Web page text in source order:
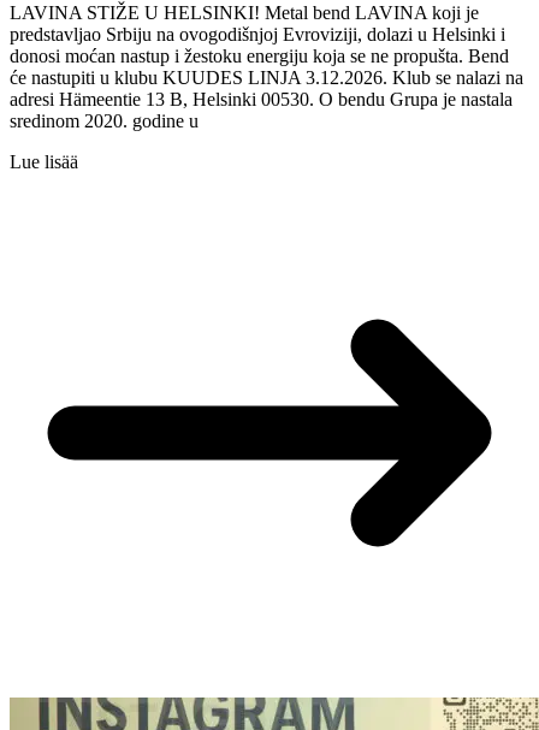
LAVINA STIŽE U HELSINKI! Metal bend LAVINA koji je
predstavljao Srbiju na ovogodišnjoj Evroviziji, dolazi u Helsinki i
donosi moćan nastup i žestoku energiju koja se ne propušta. Bend
će nastupiti u klubu KUUDES LINJA 3.12.2026. Klub se nalazi na
adresi Hämeentie 13 B, Helsinki 00530. O bendu Grupa je nastala
sredinom 2020. godine u
Lue lisää